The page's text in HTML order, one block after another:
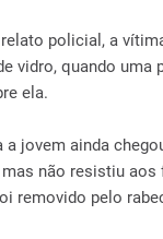
policial, a
vidro, quando uma
ela.
a jovem ainda
mas não resistiu
removido pelo